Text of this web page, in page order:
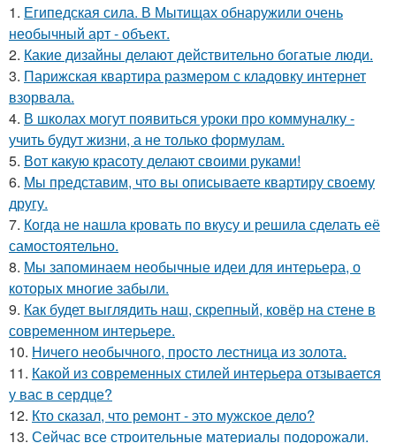
1. Египедская сила. В Мытищах обнаружили очень
необычный арт - объект.
2. Какие дизайны делают действительно богатые люди.
3. Парижская квартира размером с кладовку интернет
взорвала.
4. В школах могут появиться уроки про коммуналку -
учить будут жизни, а не только формулам.
5. Вот какую красоту делают своими руками!
6. Мы представим, что вы описываете квартиру своему
другу.
7. Когда не нашла кровать по вкусу и решила сделать её
самостоятельно.
8. Мы запоминаем необычные идеи для интерьера, о
которых многие забыли.
9. Как будет выглядить наш, скрепный, ковёр на стене в
современном интерьере.
10. Ничего необычного, просто лестница из золота.
11. Какой из современных стилей интерьера отзывается
у вас в сердце?
12. Кто сказал, что ремонт - это мужское дело?
13. Сейчас все строительные материалы подорожали.